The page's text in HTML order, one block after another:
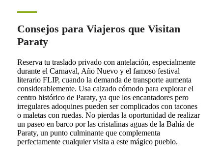
Consejos para Viajeros que Visitan
Paraty
Reserva tu traslado privado con antelación, especialmente
durante el Carnaval, Año Nuevo y el famoso festival
literario FLIP, cuando la demanda de transporte aumenta
considerablemente. Usa calzado cómodo para explorar el
centro histórico de Paraty, ya que los encantadores pero
irregulares adoquines pueden ser complicados con tacones
o maletas con ruedas. No pierdas la oportunidad de realizar
un paseo en barco por las cristalinas aguas de la Bahía de
Paraty, un punto culminante que complementa
perfectamente cualquier visita a este mágico pueblo.